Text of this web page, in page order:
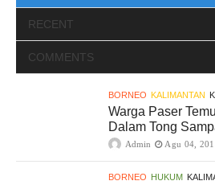
RECENT
COMMENTS
BORNEO KALIMANTAN
Warga Paser
Dalam Tong
Admin Agu 04,
BORNEO HUKUM